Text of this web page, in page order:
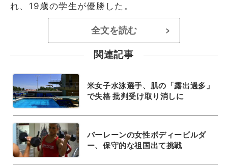
れ、19歳の学生が優勝した。
全文を読む >
関連記事
米女子水泳選手、肌の「露出過多」
で失格 批判受け取り消しに
バーレーンの女性ボディービルダ
ー、保守的な祖国出て挑戦